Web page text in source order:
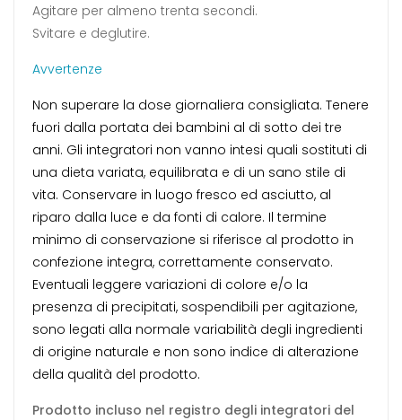
Agitare per almeno trenta secondi.
Svitare e deglutire.
Avvertenze
Non superare la dose giornaliera consigliata. Tenere
fuori dalla portata dei bambini al di sotto dei tre
anni. Gli integratori non vanno intesi quali sostituti di
una dieta variata, equilibrata e di un sano stile di
vita. Conservare in luogo fresco ed asciutto, al
riparo dalla luce e da fonti di calore. Il termine
minimo di conservazione si riferisce al prodotto in
confezione integra, correttamente conservato.
Eventuali leggere variazioni di colore e/o la
presenza di precipitati, sospendibili per agitazione,
sono legati alla normale variabilità degli ingredienti
di origine naturale e non sono indice di alterazione
della qualità del prodotto.
Prodotto incluso nel registro degli integratori del